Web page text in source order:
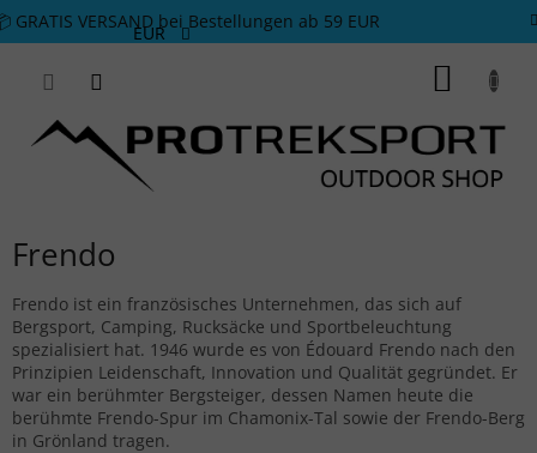
Zum Inhalt springen
GRATIS VERSAND bei Bestellungen ab 59 EUR
EUR
Frendo
Frendo ist ein französisches Unternehmen, das sich auf
Bergsport, Camping, Rucksäcke und Sportbeleuchtung
spezialisiert hat. 1946 wurde es von Édouard Frendo nach den
Prinzipien Leidenschaft, Innovation und Qualität gegründet. Er
war ein berühmter Bergsteiger, dessen Namen heute die
berühmte Frendo-Spur im Chamonix-Tal sowie der Frendo-Berg
in Grönland tragen.